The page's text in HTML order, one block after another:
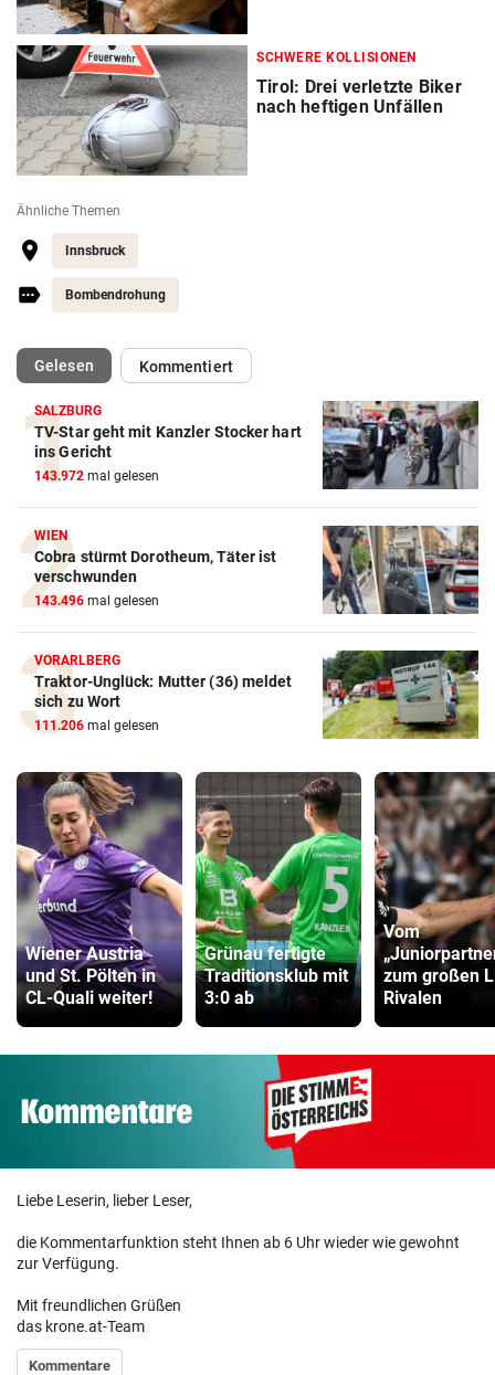
SCHWERE KOLLISIONEN
Tirol: Drei verletzte Biker
nach heftigen Unfällen
Ähnliche Themen
Innsbruck
Bombendrohung
Gelesen(ausgewählt)Kommentiert
SALZBURG
TV-Star geht mit Kanzler Stocker hart
ins Gericht
143.972 mal gelesen
WIEN
Cobra stürmt Dorotheum, Täter ist
verschwunden
143.496 mal gelesen
VORARLBERG
Traktor-Unglück: Mutter (36) meldet
sich zu Wort
111.206 mal gelesen
Wiener Austria
und St. Pölten in
CL-Quali weiter!
Grünau fertigte
Traditionsklub mit
3:0 ab
Vom
zum großen
Rivalen
Liebe Leserin, lieber Leser,
die Kommentarfunktion steht Ihnen ab 6 Uhr wieder wie gewohnt
zur Verfügung.
Mit freundlichen Grüßen
das krone.at-Team